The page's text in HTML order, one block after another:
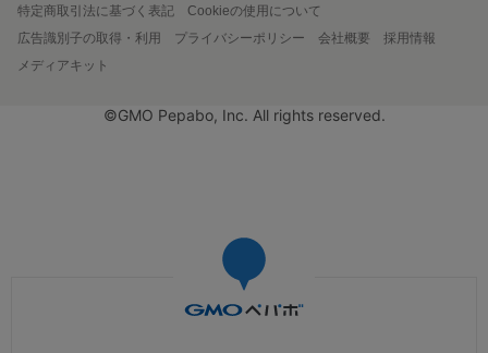
特定商取引法に基づく表記
Cookieの使用について
広告識別子の取得・利用
プライバシーポリシー 会社概要
採用情報
メディアキット
©GMO Pepabo, Inc. All rights reserved.